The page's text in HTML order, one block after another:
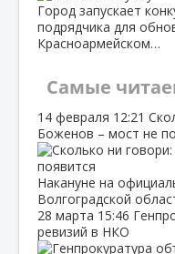
Город запускает
подрядчика для
Красноармейском…
Самые
14 февраля 12:21
Боженов – мост не
Накануне на
Волгоградской
28 марта 15:46
ревизий в НКО